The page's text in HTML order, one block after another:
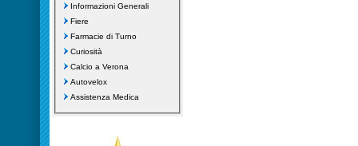
Informazioni Generali
Fiere
Farmacie di Turno
Curiosità
Calcio a Verona
Autovelox
Assistenza Medica